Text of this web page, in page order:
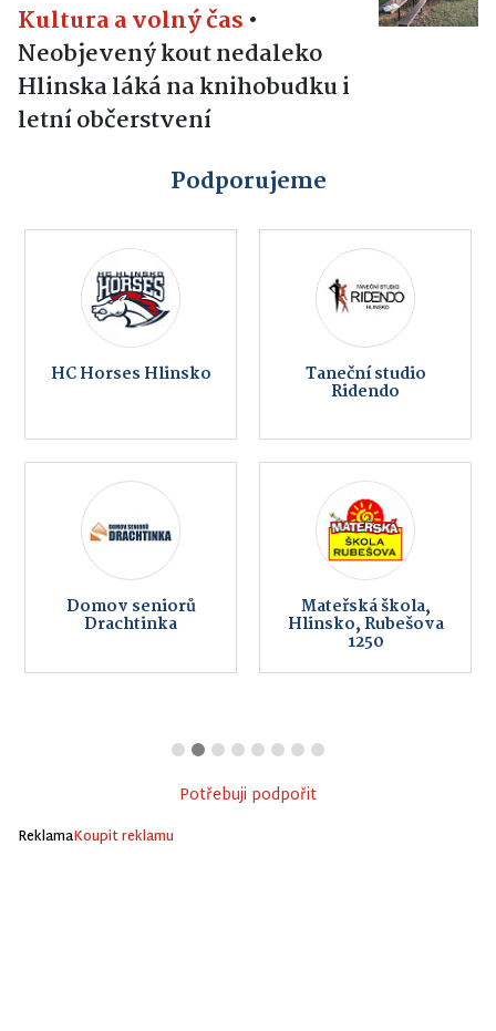
Kultura a volný čas •
Neobjevený kout nedaleko
Hlinska láká na knihobudku i
letní občerstvení
Podporujeme
HC Horses Hlinsko Taneční studio
Ridendo
Domov seniorů
Drachtinka
Mateřská škola,
Hlinsko, Rubešova
1250
Potřebuji podpořit
ReklamaKoupit reklamu